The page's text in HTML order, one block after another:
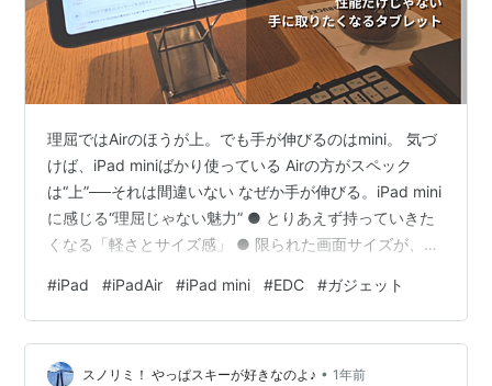
理屈ではAirのほうが上。でも手が伸びるのはmini。 気づ
けば、iPad miniばかり使っている Airの方がスペック
は“上”──それは間違いない なぜか手が伸びる。iPad mini
に感じる“理屈じゃない魅力” ● とりあえず持っていきた
くなる「軽さとサイズ感」 ● 限られた画面サイズが、逆
の完成度が高すぎる ● 打鍵感の満足度が高い「MOBO
Keyboard2」 結論｜miniは“スペックじゃなく、気持ちで
選ぶタブレット” あなたはどっち派？iPad Air vs iPad
mini 📌 この記事のまとめ — X…
#iPad #iPadAir #iPad mini #EDC #ガジェット
スノリミ！ やっぱスキーが好きなのよ♪ • 1年前